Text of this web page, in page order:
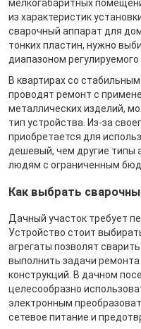
мелкогабаритных
из характеристик
сварочный аппарат для
тонких пластин, нужно
диапазоном регулируемого
В квартирах со
проводят ремонт с
металлических изделий,
тип устройства. Из-за
приобретается для
дешевый, чем другие типы
людям с ограниченным
Как выбрать
Дачный участок требует
Устройство стоит
агрегаты позволят
выполнить задачи
конструкций. В дачном
целесообразно
электронным
сетевое питание и